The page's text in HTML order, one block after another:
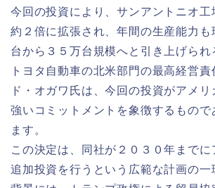
今回の投資により、サンアントニオ工
約２倍に拡張され、年間の生産能力も
台から３５万台規模へと引き上げられ
トヨタ自動車の北米部門の最高経営責
ド・オガワ氏は、今回の投資がアメ
強いコミットメントを象徴するもので
ます。
この決定は、同社が２０３０年までに
追加投資を行うという広範な計画の一